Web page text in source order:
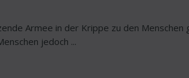
Armee in der Krippe zu den Menschen
jedoch ...